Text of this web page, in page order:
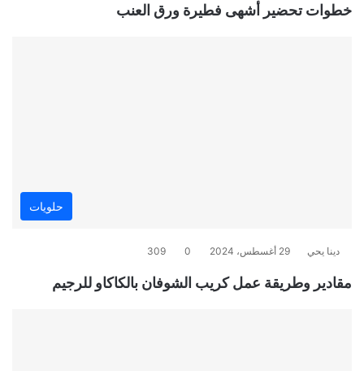
خطوات تحضير أشهى فطيرة ورق العنب
حلويات
دينا يحي 29 أغسطس، 2024 0
309
مقادير وطريقة عمل كريب الشوفان بالكاكاو للرجيم